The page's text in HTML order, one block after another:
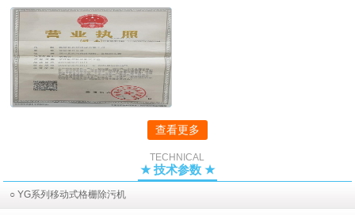
查看更多
TECHNICAL
★ 技术参数 ★
○ YG系列移动式格栅除污机